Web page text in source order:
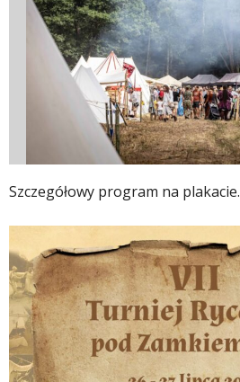
Szczegółowy program na plakacie.